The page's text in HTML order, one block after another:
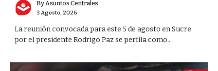
ByAsuntos Centrales
3 Agosto, 2026
La reunión convocada para este 5 de agosto en Sucre
por el presidente Rodrigo Paz se perfila como...